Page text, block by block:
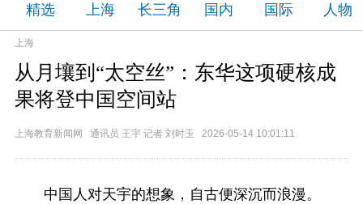
精选 上海 长三角 国内 国际 人物
上海
从月壤到“太空丝”：东华这项硬核成
果将登中国空间站
上海教育新闻网 通讯员 王宇 记者 刘时玉 2026-05-14 10:01:11
中国人对天宇的想象，自古便深沉而浪漫。